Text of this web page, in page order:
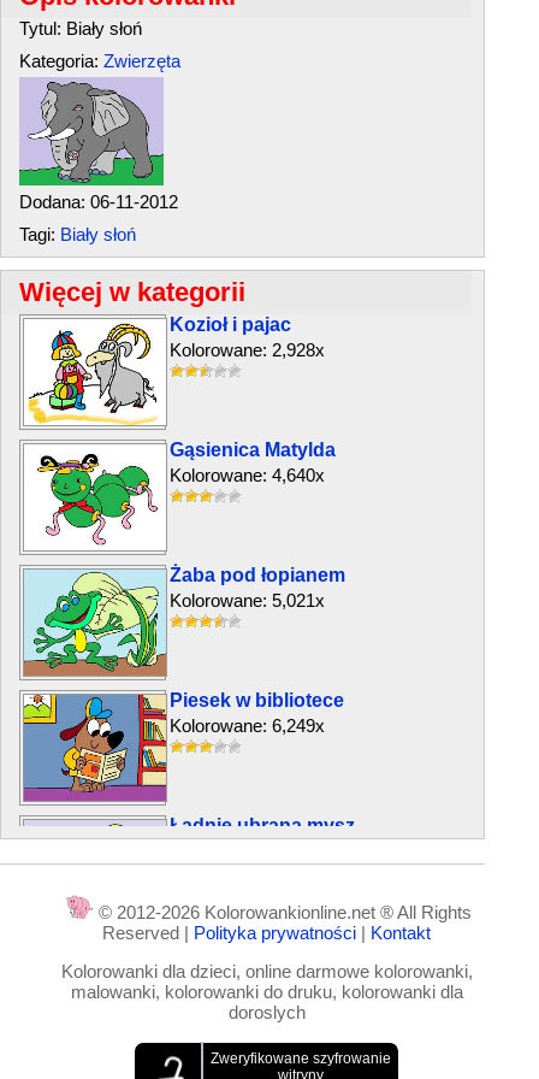
Tytul: Biały słoń
Kategoria: Zwierzęta
Dodana: 06-11-2012
Tagi: Biały słoń
Więcej w kategorii
Kozioł i pajac
Kolorowane: 2,928x
Gąsienica Matylda
Kolorowane: 4,640x
Żaba pod łopianem
Kolorowane: 5,021x
Piesek w bibliotece
Kolorowane: 6,249x
Ładnie ubrana mysz
Kolorowane: 6,574x
© 2012-2026 Kolorowankionline.net ® All Rights
Reserved | Polityka prywatności | Kontakt
Kolorowanki dla dzieci, online darmowe kolorowanki,
malowanki, kolorowanki do druku, kolorowanki dla
doroslych